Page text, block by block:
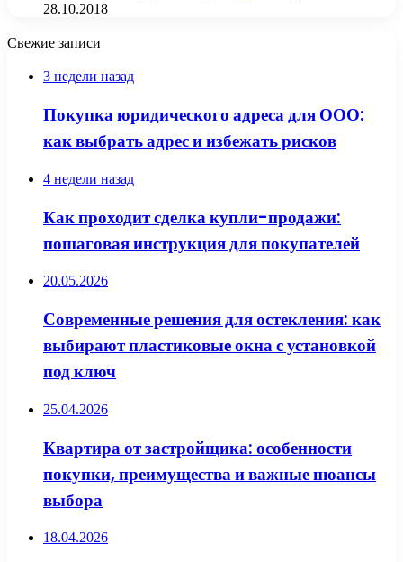
28.10.2018
Свежие записи
3 недели назад
Покупка юридического адреса для ООО:
как выбрать адрес и избежать рисков
4 недели назад
Как проходит сделка купли-продажи:
пошаговая инструкция для покупателей
20.05.2026
Современные решения для остекления: как
выбирают пластиковые окна с установкой
под ключ
25.04.2026
Квартира от застройщика: особенности
покупки, преимущества и важные нюансы
выбора
18.04.2026